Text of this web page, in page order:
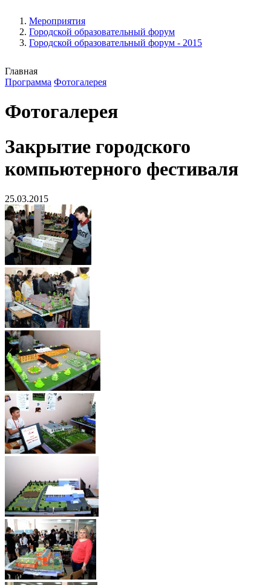
Мероприятия
Городской образовательный форум
Городской образовательный форум - 2015
Главная
Программа Фотогалерея
Фотогалерея
Закрытие городского
компьютерного фестиваля
25.03.2015